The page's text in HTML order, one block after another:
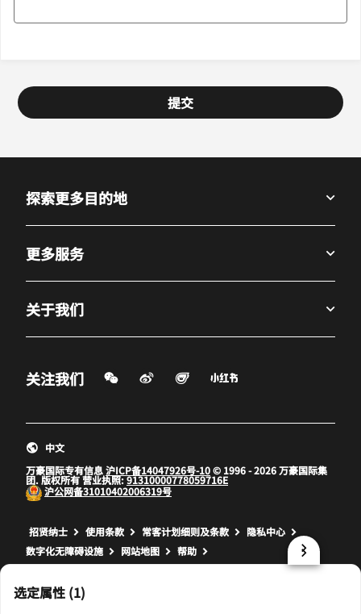
提交
选定属性 (1)
探索更多目的地
更多服务
关于我们
关注我们 微信扫一扫
微博
打开新窗口
飞猪
打开新窗口打开新窗口
万豪国际专有信息沪ICP备14047926号-10© 1996 - 2026 万豪国际集
团. 版权所有 营业执照:91310000778059716E
沪公网备31010402006319号
中文
招贤纳士 打开新窗口
使用条款 打开新窗口
常客计划细则及条款 打开新窗口
隐私中心
数字化无障碍设施
网站地图 帮助
prod32,2321FB6F-6DEB-508D-96E5-830BCB09BD26,NA